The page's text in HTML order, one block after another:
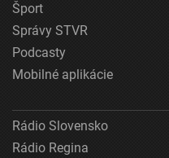
Šport
Správy STVR
Podcasty
Mobilné aplikácie
Rádio Slovensko
Rádio Regina